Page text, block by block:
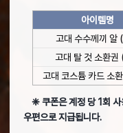
아이템명
고대 수수께끼 알
고대 탈 것 소환권
고대 코스튬 카드 소
❈ 쿠폰은 계정 당 1회 사
우편으로 지급됩니다.